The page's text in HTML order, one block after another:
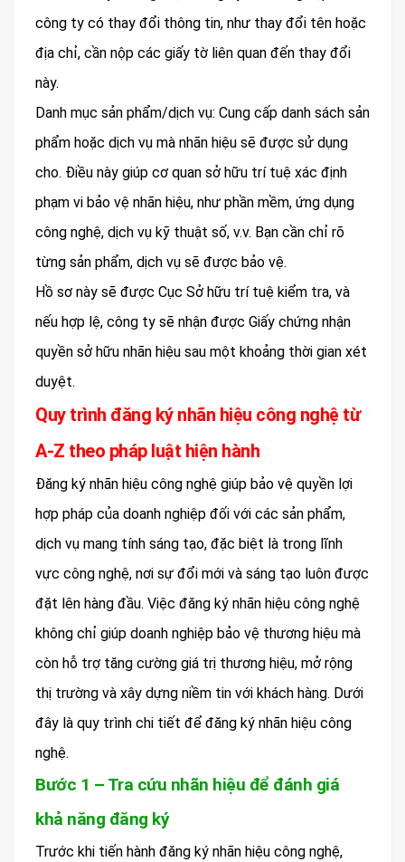
công ty có thay đổi thông tin, như thay đổi tên hoặc
địa chỉ, cần nộp các giấy tờ liên quan đến thay đổi
này.
Danh mục sản phẩm/dịch vụ: Cung cấp danh sách sản
phẩm hoặc dịch vụ mà nhãn hiệu sẽ được sử dụng
cho. Điều này giúp cơ quan sở hữu trí tuệ xác định
phạm vi bảo vệ nhãn hiệu, như phần mềm, ứng dụng
công nghệ, dịch vụ kỹ thuật số, v.v. Bạn cần chỉ rõ
từng sản phẩm, dịch vụ sẽ được bảo vệ.
Hồ sơ này sẽ được Cục Sở hữu trí tuệ kiểm tra, và
nếu hợp lệ, công ty sẽ nhận được Giấy chứng nhận
quyền sở hữu nhãn hiệu sau một khoảng thời gian xét
duyệt.
Quy trình đăng ký nhãn hiệu công nghệ từ
A-Z theo pháp luật hiện hành
Đăng ký nhãn hiệu công nghệ giúp bảo vệ quyền lợi
hợp pháp của doanh nghiệp đối với các sản phẩm,
dịch vụ mang tính sáng tạo, đặc biệt là trong lĩnh
vực công nghệ, nơi sự đổi mới và sáng tạo luôn được
đặt lên hàng đầu. Việc đăng ký nhãn hiệu công nghệ
không chỉ giúp doanh nghiệp bảo vệ thương hiệu mà
còn hỗ trợ tăng cường giá trị thương hiệu, mở rộng
thị trường và xây dựng niềm tin với khách hàng. Dưới
đây là quy trình chi tiết để đăng ký nhãn hiệu công
nghệ.
Bước 1 – Tra cứu nhãn hiệu để đánh giá
khả năng đăng ký
Trước khi tiến hành đăng ký nhãn hiệu công nghệ,